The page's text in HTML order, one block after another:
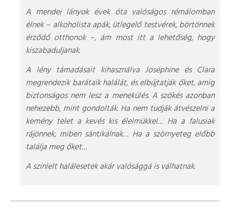
A mendei lányok évek óta valóságos rémálomban
élnek – alkoholista apák, ütlegelő testvérek, börtönnek
érződő otthonok –, ám most itt a lehetőség, hogy
kiszabaduljanak.
A lény támadásait kihasználva Joséphine és Clara
megrendezik barátaik halálát, és elbújtatják őket, amíg
biztonságos nem lesz a menekülés. A szökés azonban
nehezebb, mint gondolták. Ha nem tudják átvészelni a
kemény telet a kevés kis élelmükkel… Ha a falusiak
rájönnek, miben sántikálnak… Ha a szörnyeteg előbb
találja meg őket…
A színlelt halálesetek akár valósággá is válhatnak.